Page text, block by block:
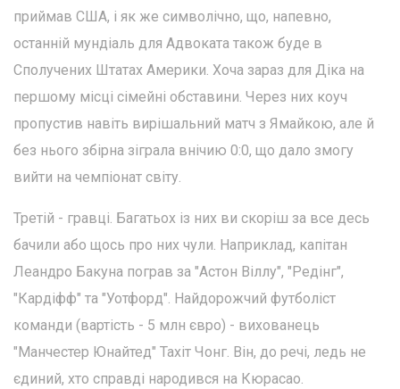
приймав США, і як же символічно, що, напевно,
останній мундіаль для Адвоката також буде в
Сполучених Штатах Америки. Хоча зараз для Діка на
першому місці сімейні обставини. Через них коуч
пропустив навіть вирішальний матч з Ямайкою, але й
без нього збірна зіграла внічию 0:0, що дало змогу
вийти на чемпіонат світу.
Третій - гравці. Багатьох із них ви скоріш за все десь
бачили або щось про них чули. Наприклад, капітан
Леандро Бакуна пограв за "Астон Віллу", "Редінг",
"Кардіфф" та "Уотфорд". Найдорожчий футболіст
команди (вартість - 5 млн євро) - вихованець
"Манчестер Юнайтед" Тахіт Чонг. Він, до речі, ледь не
єдиний, хто справді народився на Кюрасао.